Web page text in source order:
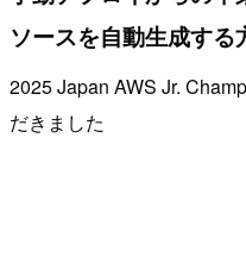
ソースを自動生成する
2025 Japan AWS Jr.
だきました